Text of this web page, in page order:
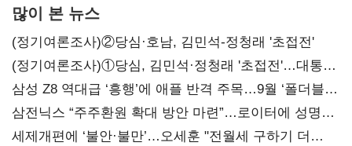
많이 본 뉴스
(정기여론조사)②당심·호남, 김민석-정청래 '초접전'
(정기여론조사)①당심, 김민석·정청래 '초접전'…대통령
지지도 '50% 아래로'(종합)
삼성 Z8 역대급 ‘흥행’에 애플 반격 주목…9월 ‘폴더블
대전’
삼전닉스 “주주환원 확대 방안 마련”…로이터에 성명
보내
세제개편에 ‘불안·불만’…오세훈 "전월세 구하기 더